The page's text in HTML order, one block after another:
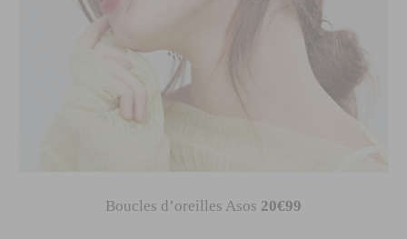
Boucles d’oreilles Asos 20€99